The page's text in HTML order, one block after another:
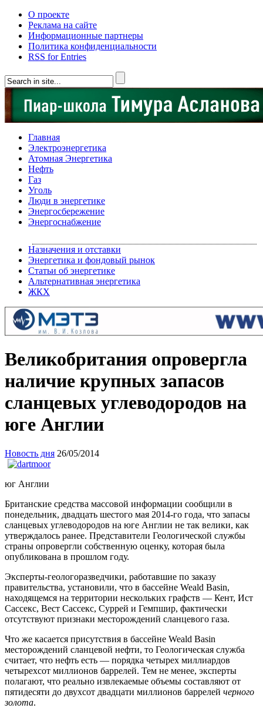
О проекте
Реклама на сайте
Информационные партнеры
Политика конфиденциальности
RSS for Entries
Главная
Электроэнергетика
Атомная Энергетика
Нефть
Газ
Уголь
Люди в энергетике
Энергосбережение
Энергоснабжение
Назначения и отставки
Энергетика и фондовый рынок
Статьи об энергетике
Альтернативная энергетика
ЖКХ
Великобритания опровергла
наличие крупных запасов
сланцевых углеводородов на
юге Англии
Новость дня 26/05/2014
юг Англии
Британские средства массовой информации сообщили в
понедельник, двадцать шестого мая 2014-го года, что запасы
сланцевых углеводородов на юге Англии не так велики, как
утверждалось ранее. Представители Геологической службы
страны опровергли собственную оценку, которая была
опубликована в прошлом году.
Эксперты-геологоразведчики, работавшие по заказу
правительства, установили, что в бассейне Weald Basin,
находящемся на территории нескольких графств — Кент, Ист
Сассекс, Вест Сассекс, Суррей и Гемпшир, фактически
отсутствуют признаки месторождений сланцевого газа.
Что же касается присутствия в бассейне Weald Basin
месторождений сланцевой нефти, то Геологическая служба
считает, что нефть есть — порядка четырех миллиардов
четырехсот миллионов баррелей. Тем не менее, эксперты
полагают, что реально извлекаемые объемы составляют от
пятидесяти до двухсот двадцати миллионов баррелей черного
золота.